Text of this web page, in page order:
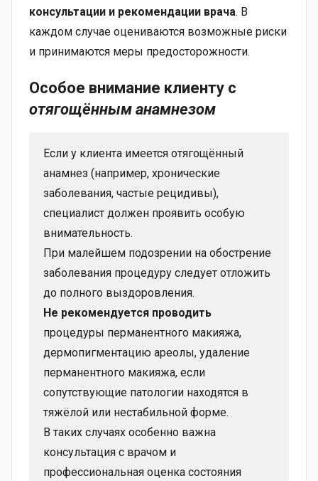
консультации и рекомендации врача. В
каждом случае оцениваются возможные риски
и принимаются меры предосторожности.
Особое внимание клиенту с
отягощённым анамнезом
Если у клиента имеется отягощённый
анамнез (например, хронические
заболевания, частые рецидивы),
специалист должен проявить особую
внимательность.
При малейшем подозрении на обострение
заболевания процедуру следует отложить
до полного выздоровления.
Не рекомендуется проводить
процедуры перманентного макияжа,
дермопигментацию ареолы, удаление
перманентного макияжа, если
сопутствующие патологии находятся в
тяжёлой или нестабильной форме.
В таких случаях особенно важна
консультация с врачом и
профессиональная оценка состояния